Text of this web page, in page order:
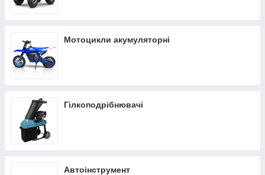
Мотоцикли акумуляторні
Гілкоподрібнювачі
Автоінструмент